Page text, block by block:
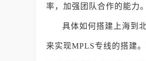
率，加强团队合作的能力。
具体如何搭建上海到
来实现MPLS专线的搭建